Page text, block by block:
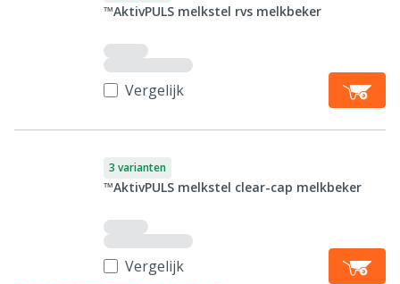
™AktivPULS melkstel rvs melkbeker
Vergelijk
3 varianten
™AktivPULS melkstel clear-cap melkbeker
Vergelijk